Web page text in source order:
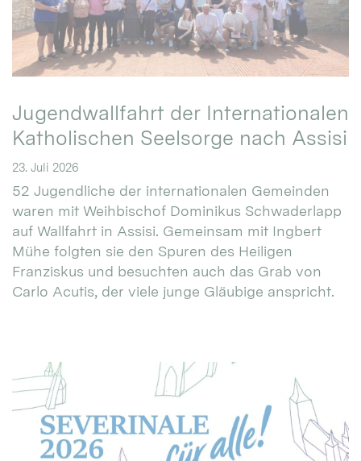
Jugendwallfahrt der Internationalen
Katholischen Seelsorge nach Assisi
23. Juli 2026
52 Jugendliche der internationalen Gemeinden
waren mit Weihbischof Dominikus Schwaderlapp
auf Wallfahrt in Assisi. Gemeinsam mit Ingbert
Mühe folgten sie den Spuren des Heiligen
Franziskus und besuchten auch das Grab von
Carlo Acutis, der viele junge Gläubige anspricht.